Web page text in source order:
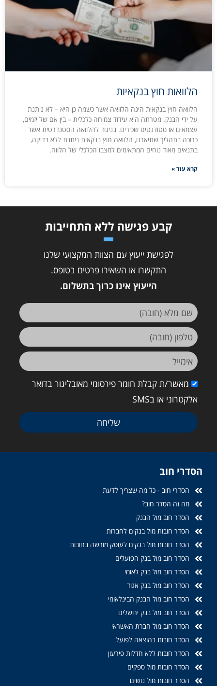
הלוואות חוץ בנקאיות
הלוואה חוץ בנקאית הינה הלוואה אשר כשמה כן היא – לא ניתנת
על ידי הבנק. מטרתה היא עידוד צמיחה כלכלית – בין אם של יזמים,
עצמאים או סטודנטים שכירים. בניגוד להלוואה הסטנדרטית אשר
כרוכה בתהליך שתיארנו, הלוואה חוץ בנקאית ניתנת ללא בדיקה,
בתנאים מאוד נוחים המתאימים למצבו הכלכלי של הלווה.
קרא עוד »
קבע פגישה ללא התחייבות
לפגישת ייעוץ עם הצוות המקצועי שלנו
התקשרו או השאירו פרטים בטופס.
הייעוץ אינו כרוך בתשלום.
מאשר/ת קבלת חומר פירסומי מאובליגור בדואר
אלקטרוני או בSMS
שליחה
הסדרי חוב
הסדרי חוב - כל מה שצריך לדעת
מה זה הסדר חוב?
הסדר חוב מול הבנק
הסדר חובות מול בנקים לחברות
הסדר חובות מול בנקים לעוסק מורשה בחובות
הסדר חוב מול בנק הפועלים
הסדר חוב מול בנק לאומי
הסדר חוב מול בנק אגוד
הסדר חוב מול הבנק הבינלאומי
הסדר חוב מול בנק ירושלים
הסדר חוב מול חברת האשראי
הסדר חובות בהוצאה לפועל
הסדר חובות ללא חדלות פירעון
הסדר חובות מול ספקים
הסדר חובות מול נושים